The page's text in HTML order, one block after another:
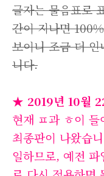
글자는 물음표로
간이 지나면
보이니 조금 더
니다.
★ 2019년 10월
현재 ㅍ과 ㅎ이
최종판이 나왔습
일하므로, 예전